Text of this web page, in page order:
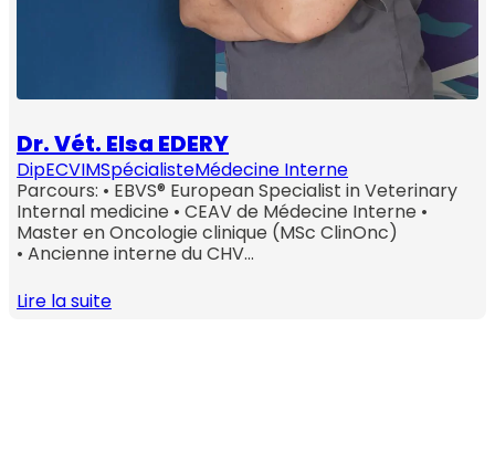
Dr. Vét. Elsa EDERY
DipECVIMSpécialisteMédecine Interne
Parcours: • EBVS® European Specialist in Veterinary
Internal medicine • CEAV de Médecine Interne •
Master en Oncologie clinique (MSc ClinOnc)
• Ancienne interne du CHV…
Lire la suite